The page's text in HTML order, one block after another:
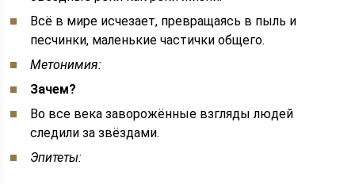
Всё в мире исчезает, превращаясь в пыль и
песчинки, маленькие частички общего.
Метонимия:
Зачем?
Во все века заворожённые взгляды людей
следили за звёздами.
Эпитеты: